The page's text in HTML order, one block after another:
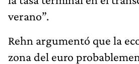
verano”.
Rehn argumentó que la
zona del euro